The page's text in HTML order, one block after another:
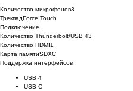
Количество микрофонов3
ТрекпадForce Touch
Подключение
Количество Thunderbolt/USB 43
Количество HDMI1
Карта памятиSDXC
Поддержка интерфейсов
USB 4
USB-C